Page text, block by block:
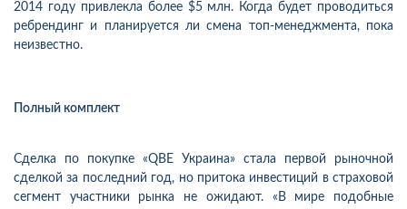
2014 году привлекла более $5 млн. Когда будет проводиться
ребрендинг и планируется ли смена топ-менеджмента, пока
неизвестно.
Полный комплект
Сделка по покупке «QBE Украина» стала первой рыночной
сделкой за последний год, но притока инвестиций в страховой
сегмент участники рынка не ожидают. «В мире подобные